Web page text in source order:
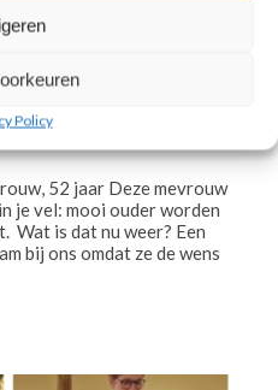
Policy
terwijl je jezelf
52 jaar Deze mevrouw
je vel: mooi ouder worden
is dat nu weer? Een
bij ons omdat ze de wens